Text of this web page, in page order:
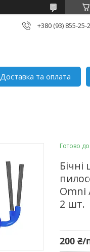
+380 (93) 855-25-
Доставка та оплата
Готово
Omni
2 шт.
200 ₴/